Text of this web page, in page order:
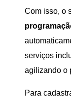
Com isso, o
serviços
agilizando o
Para